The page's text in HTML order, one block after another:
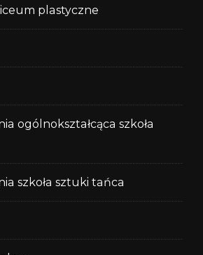
plastyczne
ogólnokształcąca szkoła
szkoła sztuki tańca